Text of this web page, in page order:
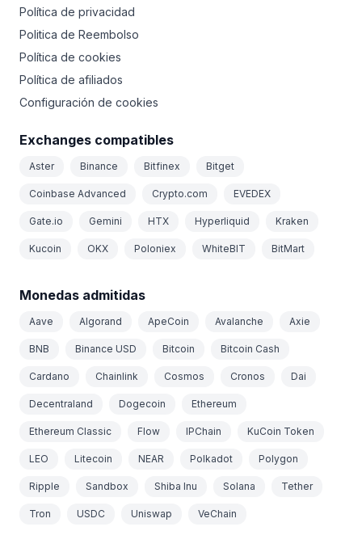
Política de privacidad
Politica de Reembolso
Política de cookies
Política de afiliados
Configuración de cookies
Exchanges compatibles
Aster Binance Bitfinex Bitget
Coinbase Advanced Crypto.com EVEDEX
Gate.io Gemini HTX Hyperliquid Kraken
Kucoin OKX Poloniex WhiteBIT BitMart
Monedas admitidas
Aave Algorand ApeCoin Avalanche Axie
BNB Binance USD Bitcoin Bitcoin Cash
Cardano Chainlink Cosmos Cronos Dai
Decentraland Dogecoin Ethereum
Ethereum Classic Flow IPChain KuCoin Token
LEO Litecoin NEAR Polkadot Polygon
Ripple Sandbox Shiba Inu Solana Tether
Tron USDC Uniswap VeChain